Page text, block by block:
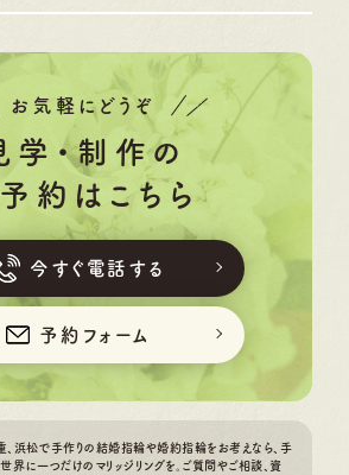
お気軽にどうぞ
学・制作の
約はこちら
今すぐ電話する
予約フォーム
、浜松で手作りの結婚指輪や婚約指輪をお考えなら、手
に一つだけのマリッジリングを。ご質問やご相談、資